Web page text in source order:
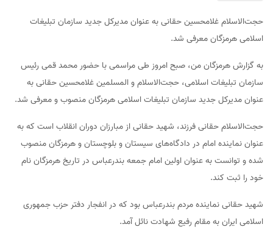
حجت‌الاسلام غلامحسین حقانی به عنوان مدیرکل جدید سازمان تبلیغات
اسلامی هرمزگان معرفی شد.
به گزارش هرمزگان من، صبح امروز طی مراسمی با حضور محمد قمی رئیس
سازمان تبلیغات اسلامی، حجت‌الاسلام و المسلمین غلامحسین حقانی به
عنوان مدیرکل جدید سازمان تبلیغات اسلامی هرمزگان منصوب و معرفی شد.
حجت‌الاسلام حقانی فرزند، شهید حقانی از مبارزان دوران انقلاب است که به
عنوان نماینده امام در دادگاه‌های سیستان و بلوچستان و هرمزگان منصوب
شده و توانست به عنوان اولین امام جمعه بندرعباس در تاریخ هرمزگان نام
خود را ثبت کند.
شهید حقانی نماینده مردم بندرعباس بود که در انفجار دفتر حزب جمهوری
اسلامی ایران به مقام رفیع شهادت نائل آمد.